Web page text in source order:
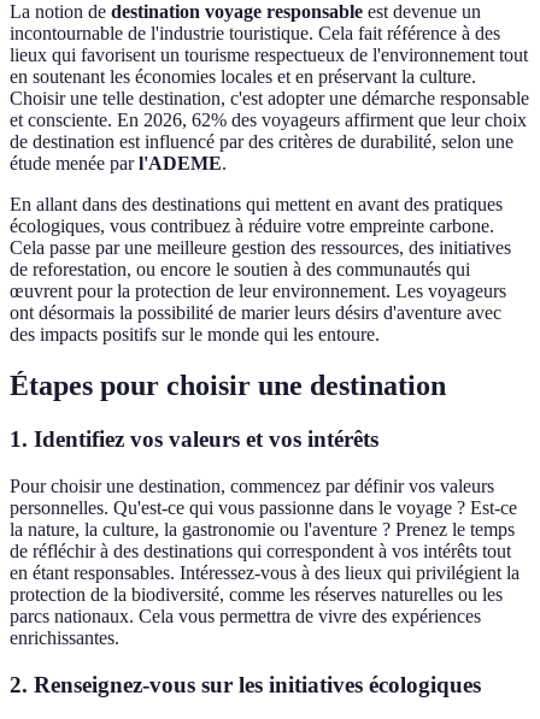
La notion de destination voyage responsable est devenue un
incontournable de l'industrie touristique. Cela fait référence à des
lieux qui favorisent un tourisme respectueux de l'environnement tout
en soutenant les économies locales et en préservant la culture.
Choisir une telle destination, c'est adopter une démarche responsable
et consciente. En 2026, 62% des voyageurs affirment que leur choix
de destination est influencé par des critères de durabilité, selon une
étude menée parl'ADEME.
En allant dans des destinations qui mettent en avant des pratiques
écologiques, vous contribuez à réduire votre empreinte carbone.
Cela passe par une meilleure gestion des ressources, des initiatives
de reforestation, ou encore le soutien à des communautés qui
œuvrent pour la protection de leur environnement. Les voyageurs
ont désormais la possibilité de marier leurs désirs d'aventure avec
des impacts positifs sur le monde qui les entoure.
Étapes pour choisir une destination
1. Identifiez vos valeurs et vos intérêts
Pour choisir une destination, commencez par définir vos valeurs
personnelles. Qu'est-ce qui vous passionne dans le voyage ? Est-ce
la nature, la culture, la gastronomie ou l'aventure ? Prenez le temps
de réfléchir à des destinations qui correspondent à vos intérêts tout
en étant responsables. Intéressez-vous à des lieux qui privilégient la
protection de la biodiversité, comme les réserves naturelles ou les
parcs nationaux. Cela vous permettra de vivre des expériences
enrichissantes.
2. Renseignez-vous sur les initiatives écologiques